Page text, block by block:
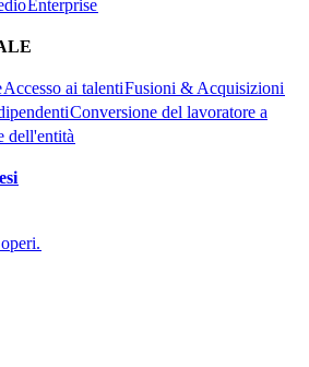
Enterprise​​
Accesso ai talenti​​Fusioni & Acquisizioni​​
Conversione del lavoratore a
dell'entità​​